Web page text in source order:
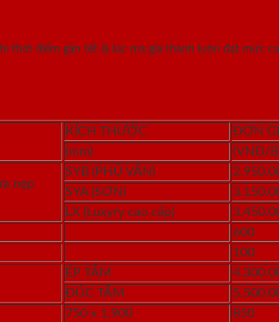
thời điểm gần tết là lúc mà giá thành luôn đạt mức
KÍCH THƯỚC
ĐƠN
(mm)
(VNĐ/
nẹp
SYB (PHỦ VÂN)
SYA (SƠN)
LX (Luxyry cao cấp)
600
100
ÉP TẤM
ĐÚC TẤM
750 x 1.900
850